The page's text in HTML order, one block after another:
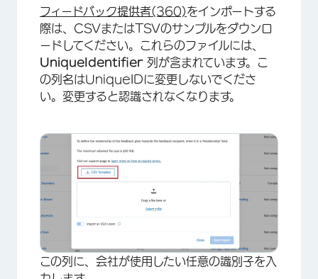
フィードバック提供者(360)をインポートする
際は、CSVまたはTSVのサンプルをダウンロ
ードしてください。これらのファイルには、
UniqueIdentifier 列が含まれています。こ
の列名はUniqueIDに変更しないでくださ
い。変更すると認識されなくなります。
この列に、会社が使用したい任意の識別子を入